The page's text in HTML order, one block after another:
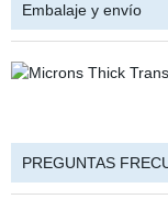
Embalaje y envío
PREGUNTAS